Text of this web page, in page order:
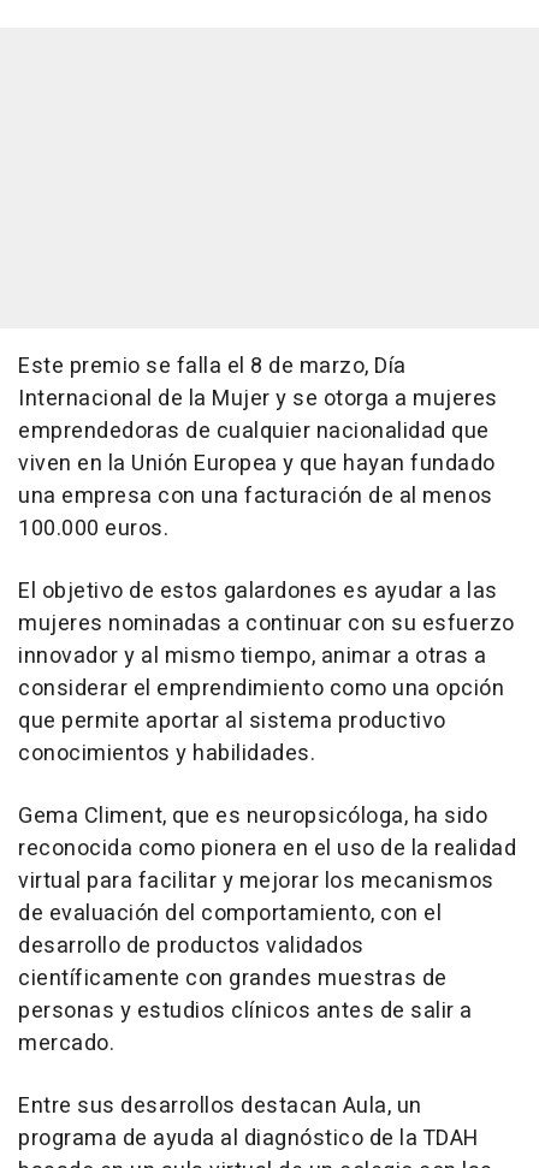
Este premio se falla el 8 de marzo, Día
Internacional de la Mujer y se otorga a mujeres
emprendedoras de cualquier nacionalidad que
viven en la Unión Europea y que hayan fundado
una empresa con una facturación de al menos
100.000 euros.
El objetivo de estos galardones es ayudar a las
mujeres nominadas a continuar con su esfuerzo
innovador y al mismo tiempo, animar a otras a
considerar el emprendimiento como una opción
que permite aportar al sistema productivo
conocimientos y habilidades.
Gema Climent, que es neuropsicóloga, ha sido
reconocida como pionera en el uso de la realidad
virtual para facilitar y mejorar los mecanismos
de evaluación del comportamiento, con el
desarrollo de productos validados
científicamente con grandes muestras de
personas y estudios clínicos antes de salir a
mercado.
Entre sus desarrollos destacan Aula, un
programa de ayuda al diagnóstico de la TDAH